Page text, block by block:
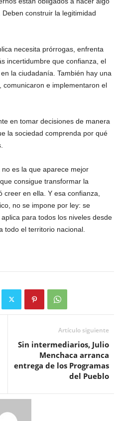
construir la legitimidad
necesita prórrogas, enfrenta
incertidumbre que confianza, el
la ciudadanía. También hay una
comunicaron e implementaron el
en tomar decisiones de manera
la sociedad comprenda por qué
es la que aparece mejor
consigue transformar la
en ella. Y esa confianza,
no se impone por ley: se
para todos los niveles desde
todo el territorio nacional.
Artículo siguiente
Sin intermediarios, Julio
Menchaca arranca
entrega de los Programas
del Pueblo